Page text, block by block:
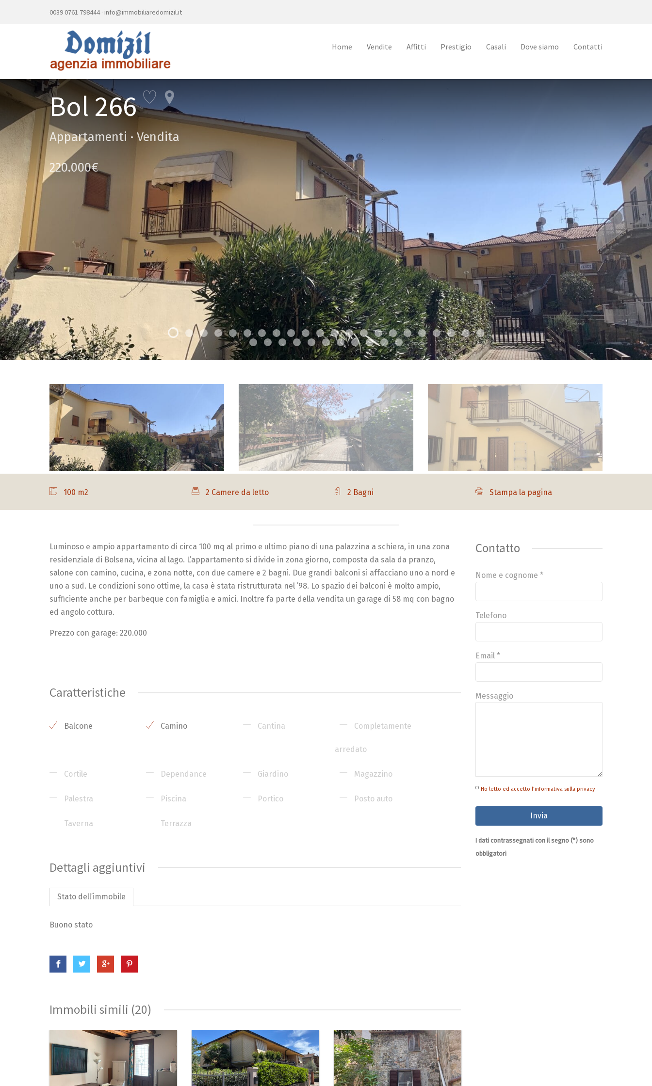
0039 0761 798444· info@immobiliaredomizil.it
Home Vendite Affitti Prestigio Casali Dove siamo Contatti
Bol 266
Appartamenti · Vendita
220.000€
100 m2 2 Camere da letto 2 Bagni Stampa la pagina
Luminoso e ampio appartamento di circa 100 mq al primo e ultimo piano di una palazzina a schiera, in una zona
residenziale di Bolsena, vicina al lago. L’appartamento si divide in zona giorno, composta da sala da pranzo,
salone con camino, cucina, e zona notte, con due camere e 2 bagni. Due grandi balconi si affacciano uno a nord e
uno a sud. Le condizioni sono ottime, la casa è stata ristrutturata nel ’98. Lo spazio dei balconi è molto ampio,
sufficiente anche per barbeque con famiglia e amici. Inoltre fa parte della vendita un garage di 58 mq con bagno
ed angolo cottura.
Prezzo con garage: 220.000
Caratteristiche
Balcone Camino Cantina Completamente
arredato
Cortile Dependance Giardino Magazzino
Palestra Piscina Portico Posto auto
Taverna Terrazza
Dettagli aggiuntivi
Stato dell’immobile
Buono stato
Immobili simili (20)
Contatto
Nome e cognome *
Telefono
Email *
Messaggio
Ho letto ed accetto l'informativa sulla privacy
I dati contrassegnati con il segno (*) sono
obbligatori